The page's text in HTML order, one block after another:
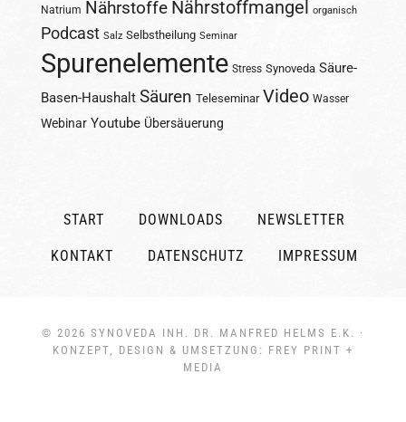
Natrium Nährstoffe Nährstoffmangel organisch
Podcast Salz Selbstheilung Seminar
Spurenelemente Stress Synoveda Säure-
Basen-Haushalt Säuren Teleseminar Video Wasser
Webinar Youtube Übersäuerung
START DOWNLOADS NEWSLETTER
KONTAKT DATENSCHUTZ IMPRESSUM
© 2026 SYNOVEDA INH. DR. MANFRED HELMS E.K. ·
KONZEPT, DESIGN & UMSETZUNG: FREY PRINT +
MEDIA